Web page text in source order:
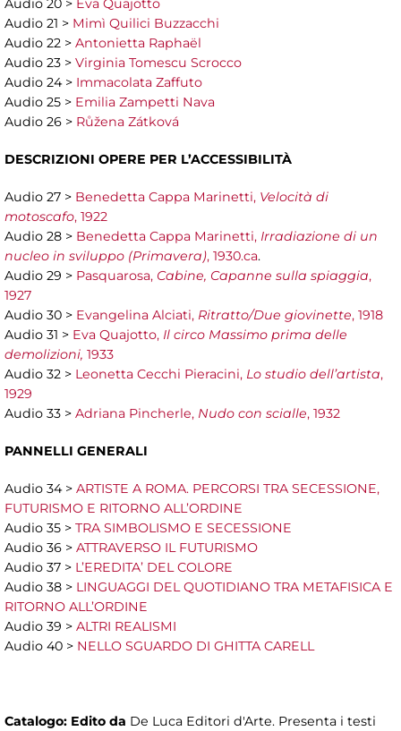
Audio 20 > Eva Quajotto
Audio 21 > Mimì Quilici Buzzacchi
Audio 22 > Antonietta Raphaël
Audio 23 > Virginia Tomescu Scrocco
Audio 24 > Immacolata Zaffuto
Audio 25 > Emilia Zampetti Nava
Audio 26 > Růžena Zátková
DESCRIZIONI OPERE PER L’ACCESSIBILITÀ
Audio 27 > Benedetta Cappa Marinetti, Velocità di
motoscafo, 1922
Audio 28 > Benedetta Cappa Marinetti, Irradiazione di un
nucleo in sviluppo (Primavera), 1930.ca.
Audio 29 > Pasquarosa, Cabine, Capanne sulla spiaggia,
1927
Audio 30 > Evangelina Alciati, Ritratto/Due giovinette, 1918
Audio 31 > Eva Quajotto, Il circo Massimo prima delle
demolizioni, 1933
Audio 32 > Leonetta Cecchi Pieracini, Lo studio dell’artista,
1929
Audio 33 > Adriana Pincherle, Nudo con scialle, 1932
PANNELLI GENERALI
Audio 34 > ARTISTE A ROMA. PERCORSI TRA SECESSIONE,
FUTURISMO E RITORNO ALL’ORDINE
Audio 35 > TRA SIMBOLISMO E SECESSIONE
Audio 36 > ATTRAVERSO IL FUTURISMO
Audio 37 > L’EREDITA’ DEL COLORE
Audio 38 > LINGUAGGI DEL QUOTIDIANO TRA METAFISICA E
RITORNO ALL’ORDINE
Audio 39 > ALTRI REALISMI
Audio 40 > NELLO SGUARDO DI GHITTA CARELL
Catalogo: Edito da De Luca Editori d'Arte. Presenta i testi